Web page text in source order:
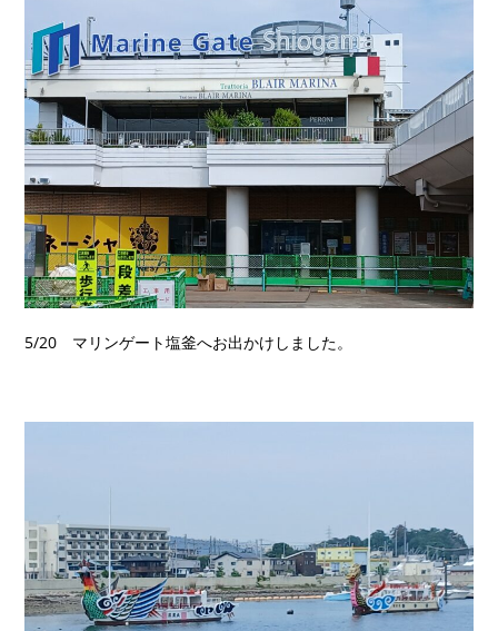
5/20 マリンゲート塩釜へお出かけしました。